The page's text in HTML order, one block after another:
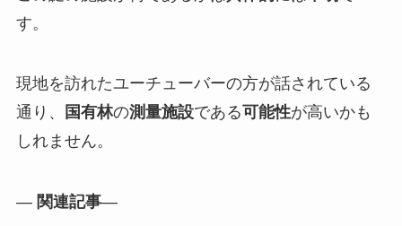
す。
現地を訪れたユーチューバーの方が話されている
通り、
国有林の測量施設である可能性が高いかも
しれません。
― 関連記事―